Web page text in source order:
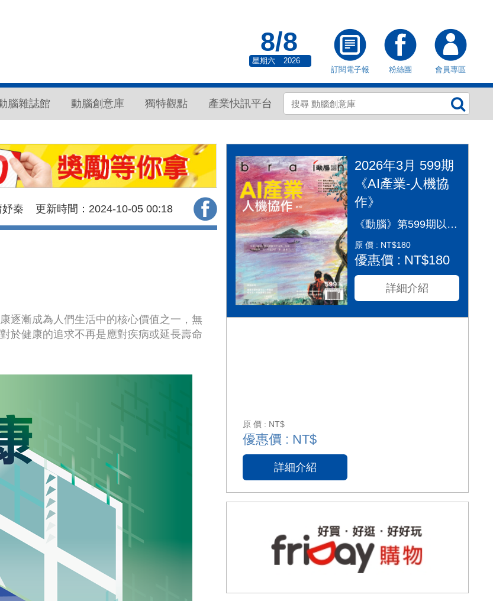
8/8
星期六
2026
訂閱電子報
粉絲團 會員專區
腦雜誌館 動腦創意庫 獨特觀點 產業快訊平台
秦 更新時間：2024-10-05 00:18
逐漸成為人們生活中的核心價值之一，無
於健康的追求不再是應對疾病或延長壽命
2026年3月 599期
《AI產業-人機協
作》
《動腦》第599期以「AI產業：人機協作」為封面故事，探討AI從「造夢期」邁入「落地應用」的關鍵變革。本期深入剖析2026年AI產業全景，涵蓋代理型AI（Agentic AI）如何重塑顧客旅程、企業導入實戰指南及風險治理。透過專家觀點，解構從智慧金融到行銷流程的自動化轉型，並探討「人機協作」模式下，行銷人如何從軟體操作者轉變為AI指揮官，在矽基與碳基共存的時代，將算力轉化為驅動企業長期成長的關鍵動能，打造更有溫度的未來生活。
原 價 : NT$180
優惠價 : NT$180
詳細介紹
原 價 : NT$
優惠價 : NT$
詳細介紹